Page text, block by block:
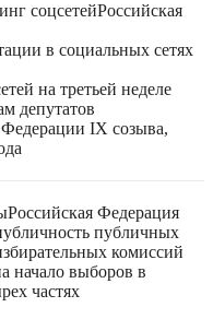
соцсетейРоссийская
в социальных сетях
на третьей неделе
депутатов
IX созыва,
Российская Федерация
публичных
комиссий
начало выборов в
частях